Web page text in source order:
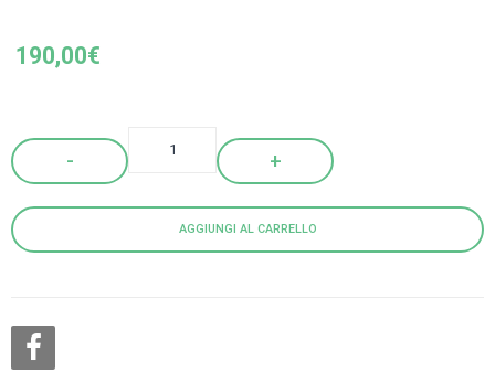
190,00€
Quantity
AGGIUNGI AL CARRELLO